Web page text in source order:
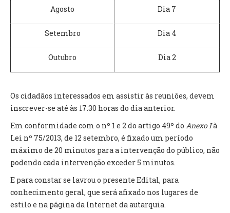
CEMITÉRIO
RECENSEAMENTO ELEITORAL
VENDA AMBULANTE
O GABINETE
APOIO AOS DESEMPREGADOS
APOIO ÀS EMPRESAS
Agosto Dia 7
Setembro Dia 4
Outubro Dia 2
Os cidadãos interessados em assistir às reuniões, devem
inscrever-se até às 17.30 horas do dia anterior.
Em conformidade com o nº 1 e 2 do artigo 49º do Anexo Ià
Lei nº 75/2013, de 12 setembro, é fixado um período
máximo de 20 minutos para a intervenção do público, não
podendo cada intervenção exceder 5 minutos.
E para constar se lavrou o presente Edital, para
conhecimento geral, que será afixado nos lugares de
estilo e na página da Internet da autarquia.